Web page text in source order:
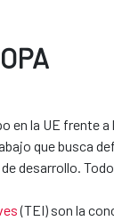
en la UE frente
que busca
desarrollo.
(TEI) son la